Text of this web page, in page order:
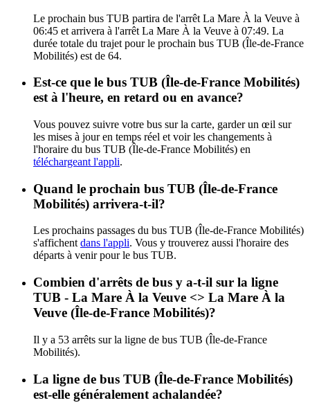
Le prochain bus TUB partira de l'arrêt La Mare À la Veuve à
06:45 et arrivera à l'arrêt La Mare À la Veuve à 07:49. La
durée totale du trajet pour le prochain bus TUB (Île-de-France
Mobilités) est de 64.
Est-ce que le bus TUB (Île-de-France Mobilités)
est à l'heure, en retard ou en avance?
Vous pouvez suivre votre bus sur la carte, garder un œil sur
les mises à jour en temps réel et voir les changements à
l'horaire du bus TUB (Île-de-France Mobilités) en
téléchargeant l'appli.
Quand le prochain bus TUB (Île-de-France
Mobilités) arrivera-t-il?
Les prochains passages du bus TUB (Île-de-France Mobilités)
s'affichent dans l'appli. Vous y trouverez aussi l'horaire des
départs à venir pour le bus TUB.
Combien d'arrêts de bus y a-t-il sur la ligne
TUB - La Mare À la Veuve <> La Mare À la
Veuve (Île-de-France Mobilités)?
Il y a 53 arrêts sur la ligne de bus TUB (Île-de-France
Mobilités).
La ligne de bus TUB (Île-de-France Mobilités)
est-elle généralement achalandée?